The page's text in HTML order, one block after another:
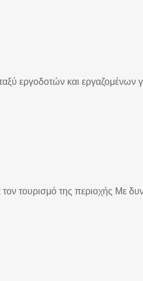
εργοδοτών και εργαζομένων
τουρισμό της περιοχής Με